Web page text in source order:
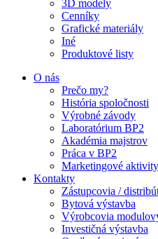
3D modely
Cenníky
Grafické materiály
Iné
Produktové listy
O nás
Prečo my?
História spoločnosti
Výrobné závody
Laboratórium BP2
Akadémia majstrov
Práca v BP2
Marketingové aktivity
Kontakty
Zástupcovia /
Bytová výstavba
Výrobcovia
Investičná výstavba